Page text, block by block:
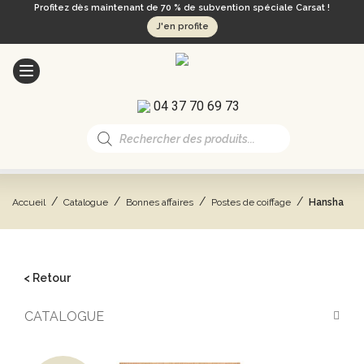
Profitez dès maintenant de 70 % de subvention spéciale Carsat !
J'en profite
04 37 70 69 73
Recherche
de
Accueil / Catalogue / Bonnes affaires / Postes de coiffage / Hansha
< Retour
CATALOGUE